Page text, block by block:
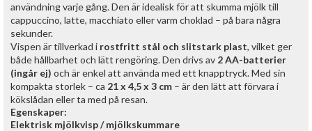
användning varje gång. Den är idealisk för att skumma mjölk till
cappuccino, latte, macchiato eller varm choklad – på bara några
sekunder.
Vispen är tillverkad i rostfritt stål och slitstark plast, vilket ger
både hållbarhet och lätt rengöring. Den drivs av 2 AA-batterier
(ingår ej) och är enkel att använda med ett knapptryck. Med sin
kompakta storlek – ca 21 x 4,5 x 3 cm – är den lätt att förvara i
kökslådan eller ta med på resan.
Egenskaper:
Elektrisk mjölkvisp / mjölkskummare